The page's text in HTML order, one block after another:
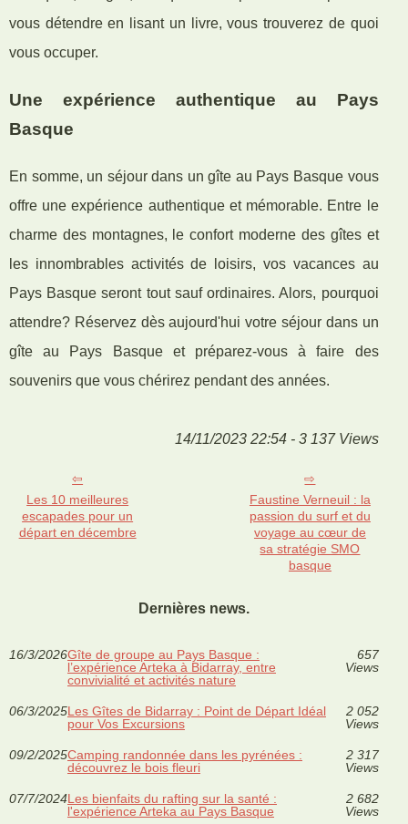
vous détendre en lisant un livre, vous trouverez de quoi
vous occuper.
Une expérience authentique au Pays
Basque
En somme, un séjour dans un gîte au Pays Basque vous
offre une expérience authentique et mémorable. Entre le
charme des montagnes, le confort moderne des gîtes et
les innombrables activités de loisirs, vos vacances au
Pays Basque seront tout sauf ordinaires. Alors, pourquoi
attendre? Réservez dès aujourd'hui votre séjour dans un
gîte au Pays Basque et préparez-vous à faire des
souvenirs que vous chérirez pendant des années.
14/11/2023 22:54 - 3 137 Views
Les 10 meilleures
escapades pour un
départ en décembre
Faustine Verneuil : la
passion du surf et du
voyage au cœur de
sa stratégie SMO
basque
Dernières news.
16/3/2026Gîte de groupe au Pays Basque :
l’expérience Arteka à Bidarray, entre
convivialité et activités nature
657
Views
06/3/2025Les Gîtes de Bidarray : Point de Départ Idéal
pour Vos Excursions
2 052
Views
09/2/2025Camping randonnée dans les pyrénées :
découvrez le bois fleuri
2 317
Views
07/7/2024Les bienfaits du rafting sur la santé :
l'expérience Arteka au Pays Basque
2 682
Views